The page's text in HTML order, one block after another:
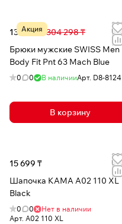
Акция
132 952 ₸ 304 298 ₸
Брюки мужские SWISS Men
Body Fit Pnt 63 Mach Blue
0 0 В наличииАрт. D8-8124
В корзину
15 699 ₸
Шапочка КАМА A02 110 XL
Black
0 0
Нет в наличии
Арт. A02 110 XL